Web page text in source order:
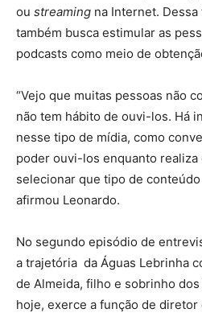
ou streaming na Internet.
também busca estimular as
podcasts como meio de
“Vejo que muitas pessoas não
não tem hábito de ouvi-los. Há
nesse tipo de mídia, como
poder ouvi-los enquanto realiza
selecionar que tipo de
afirmou Leonardo.
No segundo episódio de
a trajetória da Águas Lebrinha
de Almeida, filho e sobrinho
hoje, exerce a função de